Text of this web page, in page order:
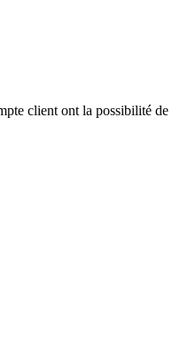
client ont la possibilité de